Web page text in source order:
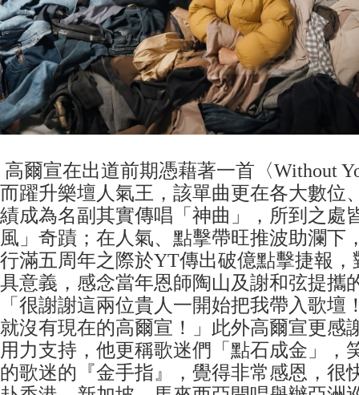
高爾宣在出道前期憑藉著一首〈Without
而躍升樂壇人氣王，該單曲更在各大數位
績成為名副其實傳唱「神曲」，所到之處
風」奇蹟；在人氣、點擊帶旺推波助瀾下
行滿五周年之際於YT傳出破億點擊捷報
具意義，感念當年恩師陶山及謝和弦提攜
「很謝謝這兩位貴人一開始把我帶入歌壇
就沒有現在的高爾宣！」此外高爾宣更感
用力支持，他更稱歌迷們「點石成金」，
的歌迷的『金手指』，覺得非常感恩，很